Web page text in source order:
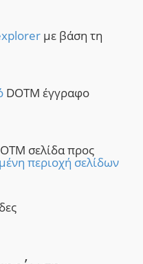
με βάση τη
DOTM έγγραφο
σελίδα προς
περιοχή σελίδων